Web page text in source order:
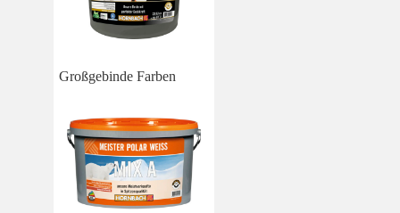
Großgebinde Farben